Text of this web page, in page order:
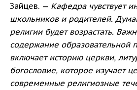
Зайцев. — Кафедра чувствует
школьников и родителей.
религии будет возрастать.
содержание образовательной
включает историю церкви,
богословие, которое изучает
современные религиозные